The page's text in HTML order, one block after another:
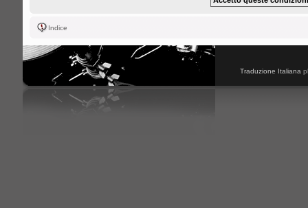
Indice
Traduzione Italiana